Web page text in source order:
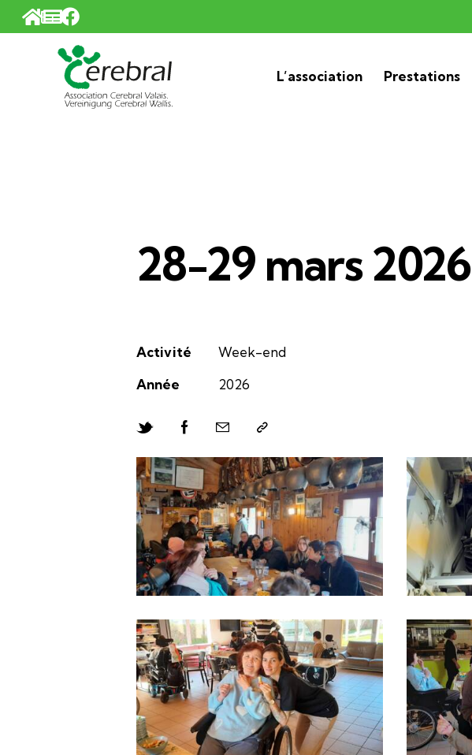
L’association Prestations
28-29 mars 2026
Activité
Week-end
Année
2026
Panneau de gestion des cookies